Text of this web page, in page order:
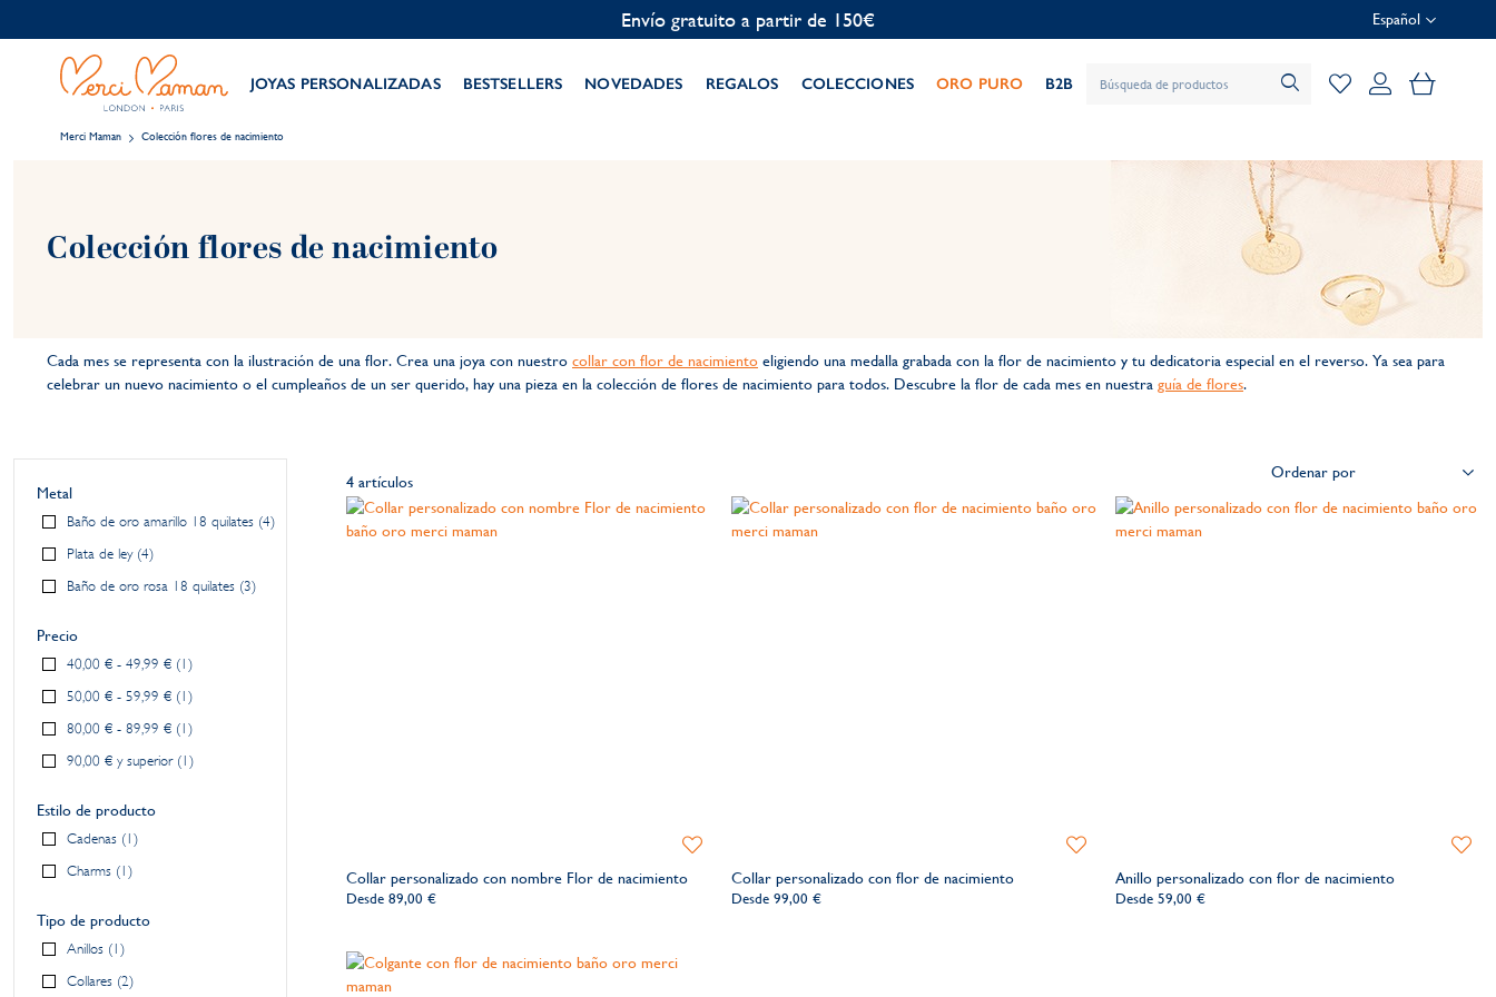
Envío gratuito a partir de 150€ Español
JOYAS PERSONALIZADAS BESTSELLERS NOVEDADES REGALOS COLECCIONES ORO PURO B2B Mi cesta
Merci Maman Colección flores de nacimiento
Colección flores de nacimiento
Cada mes se representa con la ilustración de una flor. Crea una joya con nuestro collar con flor de nacimiento eligiendo una medalla grabada con la flor de nacimiento y tu dedicatoria especial en el reverso. Ya sea para
celebrar un nuevo nacimiento o el cumpleaños de un ser querido, hay una pieza en la colección de flores de nacimiento para todos. Descubre la flor de cada mes en nuestra guía de flores.
4 artículos
Collar personalizado con nombre Flor de nacimiento
Desde 89,00 €
Añadir
la
Collar personalizado con flor de nacimiento
Desde 99,00 €
Añadir
Anillo personalizado con flor de nacimiento
Desde 59,00 €
Añadir
Metal
Baño de oro amarillo 18 quilates 4
Plata de ley 4
Baño de oro rosa 18 quilates 3
Precio
40,00 € - 49,99 €
1
50,00 € - 59,99 €
1
80,00 € - 89,99 €
1
90,00 € y superior 1
Estilo de producto
Cadenas
1
Charms
1
Tipo de producto
Anillos
1
Collares 2